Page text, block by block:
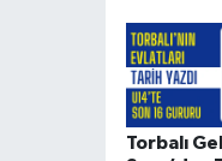
Torbalı